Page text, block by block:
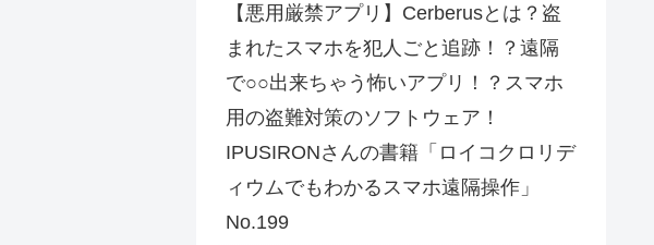
【悪用厳禁アプリ】Cerberusとは？盗
まれたスマホを犯人ごと追跡！？遠隔
で○○出来ちゃう怖いアプリ！？スマホ
用の盗難対策のソフトウェア！
IPUSIRONさんの書籍「ロイコクロリデ
ィウムでもわかるスマホ遠隔操作」
No.199